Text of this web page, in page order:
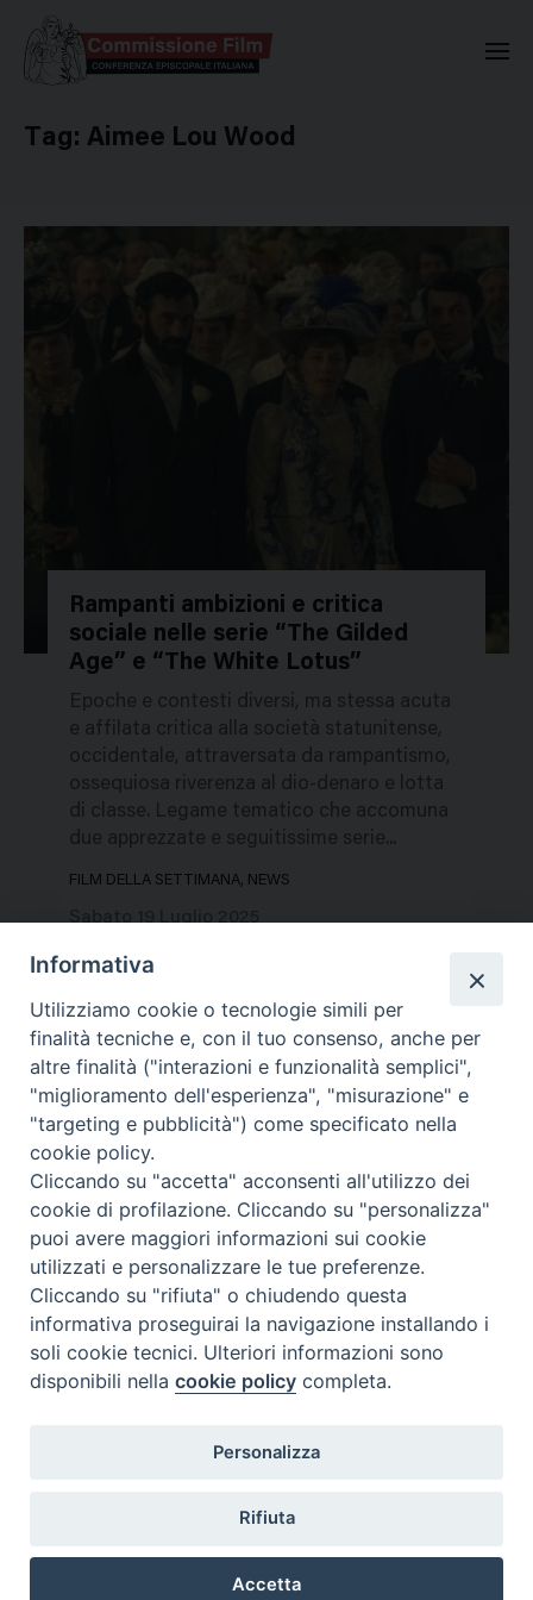
Tag: Aimee Lou Wood
778205
Rampanti ambizioni e critica
sociale nelle serie “The Gilded
Age” e “The White Lotus”
Epoche e contesti diversi, ma stessa acuta
e affilata critica alla società statunitense,
occidentale, attraversata da rampantismo,
ossequiosa riverenza al dio-denaro e lotta
di classe. Legame tematico che accomuna
due apprezzate e seguitissime serie...
FILM DELLA SETTIMANA, NEWS
Contatti & Info
C.ne Aurelia, 50 – 00165 Roma
Contatti
Scrivi a: cnvf@chiesacattolica.it
Informativa
Utilizziamo cookie o tecnologie simili per
finalità tecniche e, con il tuo consenso, anche per
altre finalità ("interazioni e funzionalità semplici",
"miglioramento dell'esperienza", "misurazione" e
"targeting e pubblicità") come specificato nella
cookie policy.
Cliccando su "accetta" acconsenti all'utilizzo dei
cookie di profilazione. Cliccando su "personalizza"
puoi avere maggiori informazioni sui cookie
utilizzati e personalizzare le tue preferenze.
Cliccando su "rifiuta" o chiudendo questa
informativa proseguirai la navigazione installando i
soli cookie tecnici. Ulteriori informazioni sono
disponibili nellacookie policy completa.
Personalizza
Rifiuta
Accetta